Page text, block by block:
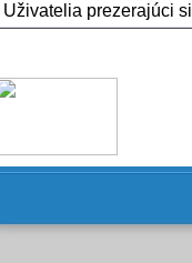
Uživatelia prezerajúci